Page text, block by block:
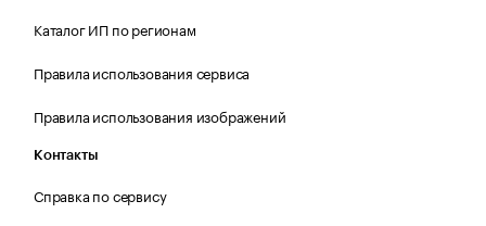
Каталог ИП по регионам
Правила использования сервиса
Правила использования изображений
Контакты
Справка по сервису